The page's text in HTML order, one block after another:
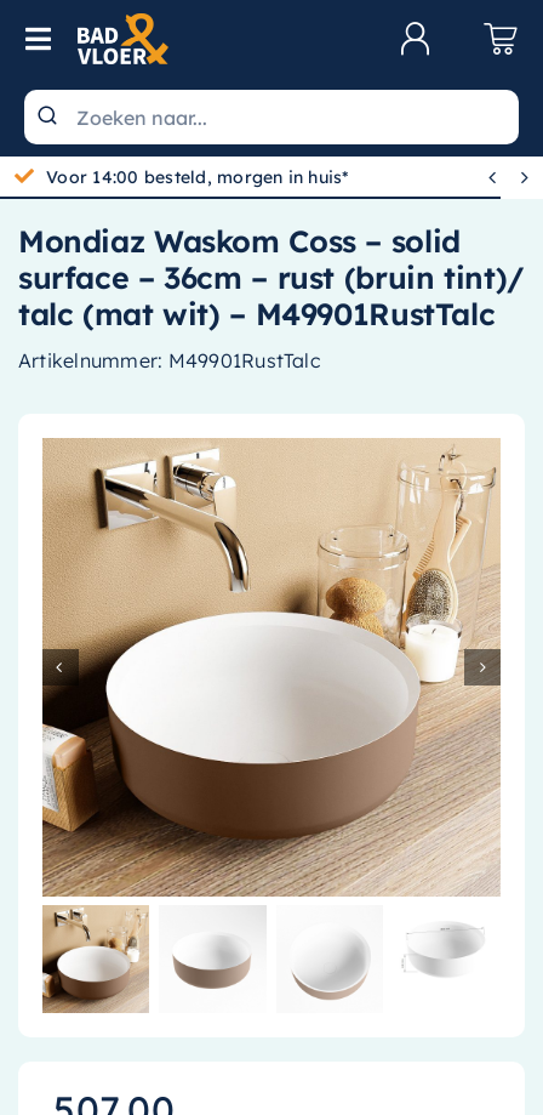
Skip to content
Toggle Navigation
Wastafels
Toiletten
Spiegels
Kranen
Douche
Baden
Radiatoren
Accessoires
Installatiemateriaal
Klimaatbeheersing
PVC
Tegels
Voor 14:00 besteld, morgen in huis*  
Mondiaz Waskom Coss – solid
surface – 36cm – rust (bruin tint)/
talc (mat wit) – M49901RustTalc
Artikelnummer: M49901RustTalc